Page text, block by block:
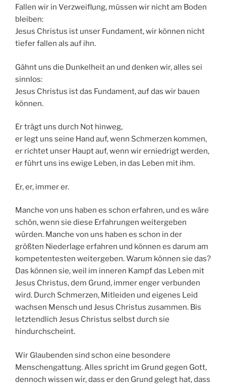
Fallen wir in Verzweiflung, müssen wir nicht am Boden
bleiben:
Jesus Christus ist unser Fundament, wir können nicht
tiefer fallen als auf ihn.
Gähnt uns die Dunkelheit an und denken wir, alles sei
sinnlos:
Jesus Christus ist das Fundament, auf das wir bauen
können.
Er trägt uns durch Not hinweg,
er legt uns seine Hand auf, wenn Schmerzen kommen,
er richtet unser Haupt auf, wenn wir erniedrigt werden,
er führt uns ins ewige Leben, in das Leben mit ihm.
Er, er, immer er.
Manche von uns haben es schon erfahren, und es wäre
schön, wenn sie diese Erfahrungen weitergeben
würden. Manche von uns haben es schon in der
größten Niederlage erfahren und können es darum am
kompetentesten weitergeben. Warum können sie das?
Das können sie, weil im inneren Kampf das Leben mit
Jesus Christus, dem Grund, immer enger verbunden
wird. Durch Schmerzen, Mitleiden und eigenes Leid
wachsen Mensch und Jesus Christus zusammen. Bis
letztendlich Jesus Christus selbst durch sie
hindurchscheint.
Wir Glaubenden sind schon eine besondere
Menschengattung. Alles spricht im Grund gegen Gott,
dennoch wissen wir, dass er den Grund gelegt hat, dass